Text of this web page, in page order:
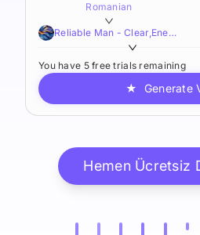
Romanian
Reliable Man - Clear,Energetic,Approachable
You have 5 free trials remaining
★ Generate
Hemen Ücretsiz